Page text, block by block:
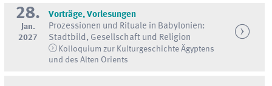
28.
Jan.
2027
Vorträge, Vorlesungen
Prozessionen und Rituale in Babylonien:
Stadtbild, Gesellschaft und Religion
Kolloquium zur Kulturgeschichte Ägyptens
und des Alten Orients